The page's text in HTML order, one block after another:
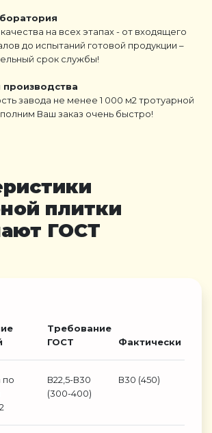
на всех этапах - от входящего
до испытаний готовой продукции –
срок службы!
завода не менее 1 000 м2 тротуарной
Ваш заказ очень быстро!
плитки
ГОСТ
Требование
ГОСТ
Фактически
по
В22,5-В30
(300-400)
В30 (450)